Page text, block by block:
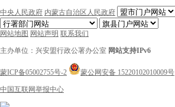
中央人民政府 内蒙古自治区人民政府
网站地图 网站声明 联系我们
主办单位：兴安盟行政公署办公室 网站支持IPv6
蒙ICP备05002755号-2 蒙公网安备 15220102010009号
中国互联网举报中心